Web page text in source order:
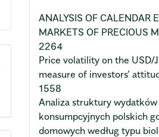
ANALYSIS OF CALENDAR
MARKETS OF PRECIOUS
2264
Price volatility on the USD/
measure of investors’
1558
Analiza struktury wydatków
konsumpcyjnych polskich
domowych według typu